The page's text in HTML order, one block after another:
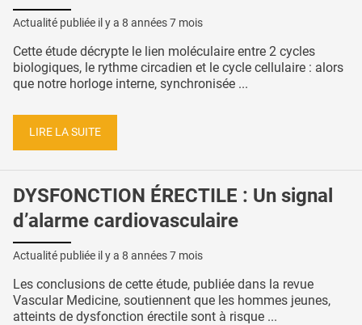
Actualité publiée il y a 8 années 7 mois
Cette étude décrypte le lien moléculaire entre 2 cycles
biologiques, le rythme circadien et le cycle cellulaire : alors
que notre horloge interne, synchronisée ...
LIRE LA SUITE
DYSFONCTION ÉRECTILE : Un signal
d’alarme cardiovasculaire
Actualité publiée il y a 8 années 7 mois
Les conclusions de cette étude, publiée dans la revue
Vascular Medicine, soutiennent que les hommes jeunes,
atteints de dysfonction érectile sont à risque ...